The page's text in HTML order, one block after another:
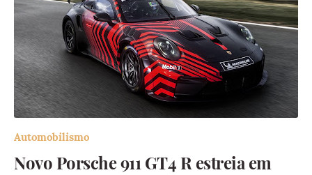
Automobilismo
Novo Porsche 911 GT4 R estreia em